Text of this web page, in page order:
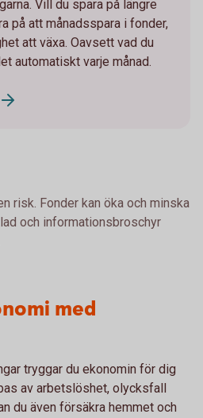
Vill du spara på längre
på att månadsspara i fonder,
att växa. Oavsett vad du
automatiskt varje månad.
risk. Fonder kan öka och minska
och informationsbroschyr
med
tryggar du ekonomin för dig
av arbetslöshet, olycksfall
du även försäkra hemmet och